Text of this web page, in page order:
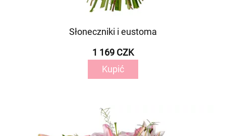
Słoneczniki i eustoma
1 169 CZK
Kupić